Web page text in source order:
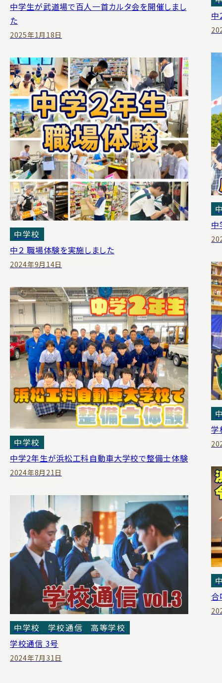
中学生が武道場で百人一首カルタ会を開催しまし
た
2025年1月18日
中
中
中学校
中２ 職場体験を実施しました
2024年9月14日
学
中学校
中学2年生が浜松工科自動車大学校で整備士体験
2024年8月21日
合
中学校 学校通信
高等学校
学校通信 3号
2024年7月31日